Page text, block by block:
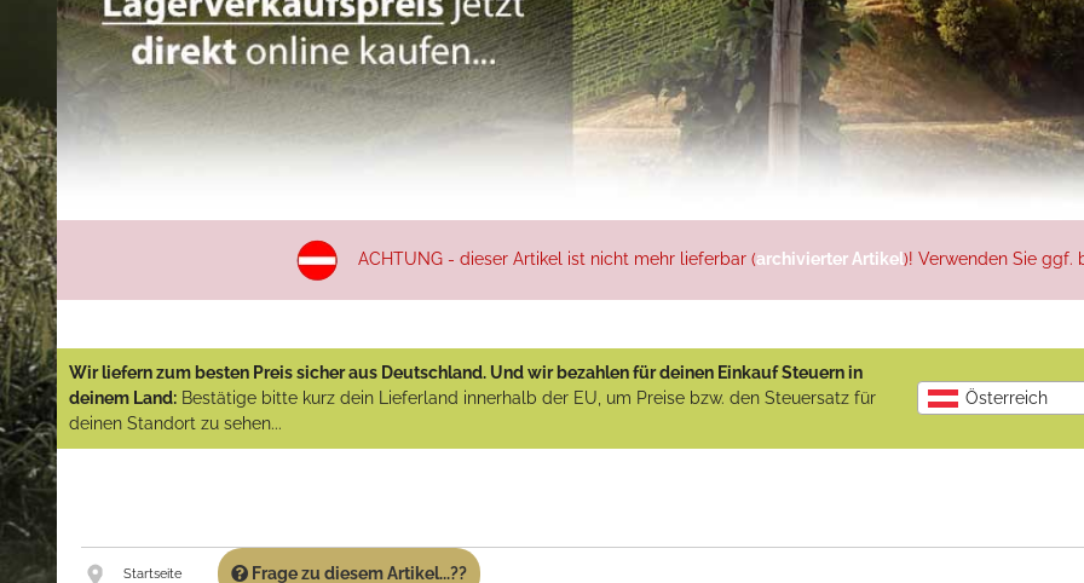
ACHTUNG - dieser Artikel ist nicht mehr lieferbar (archivierter Artikel)! Verwenden Sie ggf.
Wir liefern zum besten Preis sicher aus Deutschland. Und wir bezahlen für deinen Einkauf Steuern in
deinem Land: Bestätige bitte kurz dein Lieferland innerhalb der EU, um Preise bzw. den Steuersatz für
deinen Standort zu sehen...
Österreich
Startseite Frage zu diesem Artikel...??